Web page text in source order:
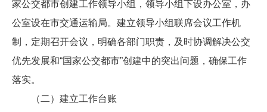
家公交都市创建工作领导小组，领导小组下设办公室，办
公室设在市交通运输局。建立领导小组联席会议工作机
制，定期召开会议，明确各部门职责，及时协调解决公交
优先发展和“国家公交都市”创建中的突出问题，确保工作
落实。
（二）建立工作台账